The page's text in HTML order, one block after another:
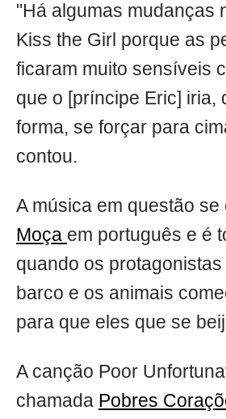
"Há algumas mudanças
Kiss the Girl porque as
ficaram muito sensíveis
que o [príncipe Eric] iria,
forma, se forçar para
contou.
A música em questão se
Moça em português e é
quando os
barco e os animais
para que eles que se
A canção Poor
chamada Pobres